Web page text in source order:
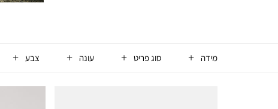
מידה סוג פריט עונה צבע